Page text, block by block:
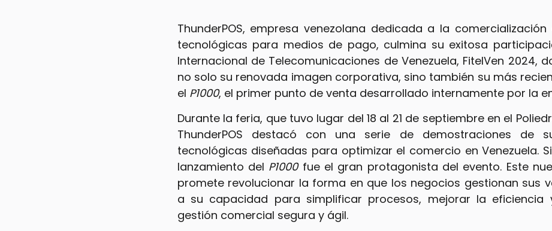
ThunderPOS, empresa venezolana dedicada a la
tecnológicas para medios de pago, culmina su exitosa
Internacional de Telecomunicaciones de Venezuela, FitelVen 2024,
no solo su renovada imagen corporativa, sino también su más
el P1000, el primer punto de venta desarrollado internamente por la
Durante la feria, que tuvo lugar del 18 al 21 de septiembre en el
ThunderPOS destacó con una serie de demostraciones de
tecnológicas diseñadas para optimizar el comercio en Venezuela.
lanzamiento del P1000fue el gran protagonista del evento. Este
promete revolucionar la forma en que los negocios gestionan sus
a su capacidad para simplificar procesos, mejorar la eficiencia
gestión comercial segura y ágil.